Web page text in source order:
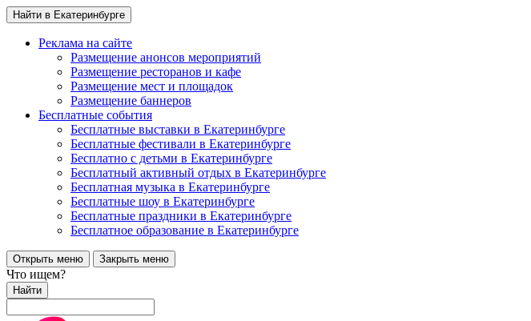
Найти в Екатеринбурге
Реклама на сайте
Размещение анонсов мероприятий
Размещение ресторанов и кафе
Размещение мест и площадок
Размещение баннеров
Бесплатные события
Бесплатные выставки в Екатеринбурге
Бесплатные фестивали в Екатеринбурге
Бесплатно с детьми в Екатеринбурге
Бесплатный активный отдых в Екатеринбурге
Бесплатная музыка в Екатеринбурге
Бесплатные шоу в Екатеринбурге
Бесплатные праздники в Екатеринбурге
Бесплатное образование в Екатеринбурге
Открыть меню Закрыть меню
Что ищем?
Найти